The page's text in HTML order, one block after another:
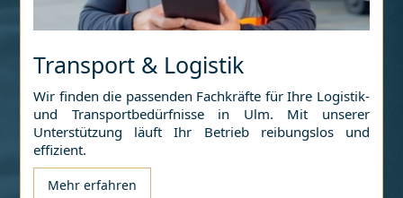
Transport & Logistik
Wir finden die passenden Fachkräfte für Ihre Logistik-
und Transportbedürfnisse in Ulm. Mit unserer
Unterstützung läuft Ihr Betrieb reibungslos und
effizient.
Mehr erfahren